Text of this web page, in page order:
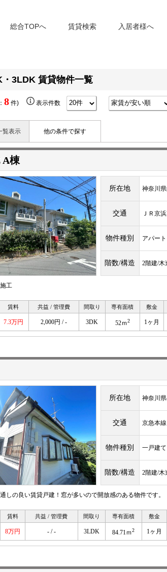
総合TOPへ 賃貸検索 入居者様へ
3LDK 賃貸物件一覧
8 件) 表示件数
覧表示 他の条件で探す
A棟
所在地 神奈川
交通 ＪＲ京
物件種別 アパート
階数/構造 2階建/木
工
賃料 共益 / 管理費 間取り 専有面積 敷金
7.3万円 2,000円 / - 3DK 52ｍ2 1ヶ月
所在地 神奈川
交通 京急本
物件種別 一戸建て
階数/構造 2階建/木
しの良い賃貸戸建！窓が多いので開放感のある物件です。
賃料 共益 / 管理費 間取り 専有面積 敷金
8万円 - / - 3LDK 84.71ｍ2 1ヶ月